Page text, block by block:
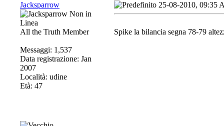
Jacksparrow
All the Truth Member
Messaggi: 1,537
Data registrazione: Jan
2007
Località: udine
Età: 47
25-08-2010, 09:35
Spike la bilancia segna 78-79